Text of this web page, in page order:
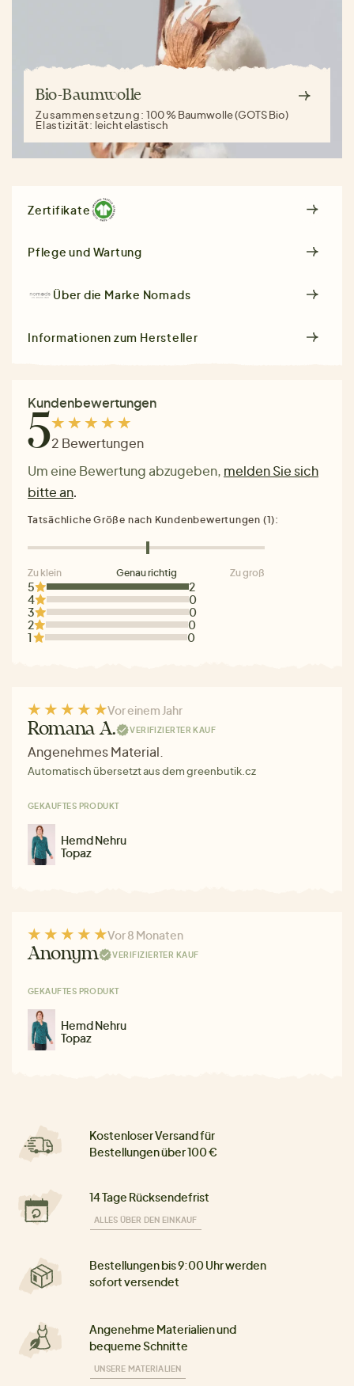
Bio-Baumwolle
Zusammensetzung:100 % Baumwolle (GOTS Bio)
Elastizität: leicht elastisch
Zertifikate
Pflege und Wartung
Über die Marke Nomads
Informationen zum Hersteller
Kundenbewertungen
52 Bewertungen
Um eine Bewertung abzugeben, melden Sie sich
bitte an.
5
2
4
0
3
0
2
0
1
0
Tatsächliche Größe nach Kundenbewertungen (1):
Zu klein Genau richtig Zu groß
Vor einem Jahr
Romana A. VERIFIZIERTER KAUF
Angenehmes Material.
Automatisch übersetzt aus dem greenbutik.cz
GEKAUFTES PRODUKT
Hemd Nehru
Topaz
Vor 8 Monaten
Anonym VERIFIZIERTER KAUF
GEKAUFTES PRODUKT
Hemd Nehru
Topaz
Kostenloser Versand für
Bestellungen über 100 €
14 Tage Rücksendefrist
ALLES ÜBER DEN EINKAUF
Bestellungen bis 9:00 Uhr werden
sofort versendet
Angenehme Materialien und
bequeme Schnitte
UNSERE MATERIALIEN